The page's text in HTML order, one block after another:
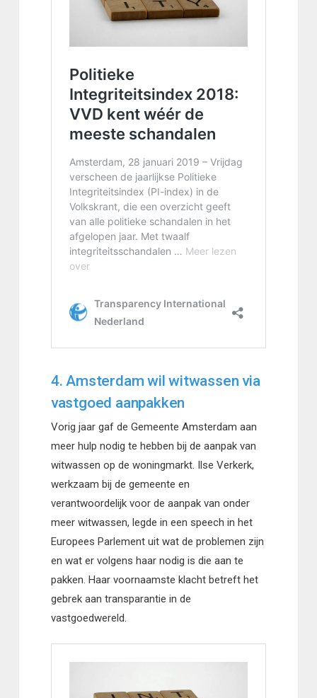
4. Amsterdam wil witwassen via
vastgoed aanpakken
Vorig jaar gaf de Gemeente Amsterdam aan
meer hulp nodig te hebben bij de aanpak van
witwassen op de woningmarkt. Ilse Verkerk,
werkzaam bij de gemeente en
verantwoordelijk voor de aanpak van onder
meer witwassen, legde in een speech in het
Europees Parlement uit wat de problemen zijn
en wat er volgens haar nodig is die aan te
pakken. Haar voornaamste klacht betreft het
gebrek aan transparantie in de
vastgoedwereld.